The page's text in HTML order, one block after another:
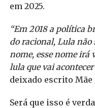
em 2025.
“Em 2018 a política
do racional, Lula não
nome, esse nome irá
lula que vai
deixado escrito Mãe
Será que isso é